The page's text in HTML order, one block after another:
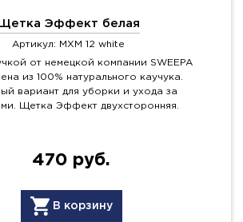
Щетка Эффект белая
Артикул: MXM 12 white
от немецкой компании SWEEPA
из 100% натурального каучука.
вариант для уборки и ухода за
Щетка Эффект двухсторонняя.
470 руб.
В корзину